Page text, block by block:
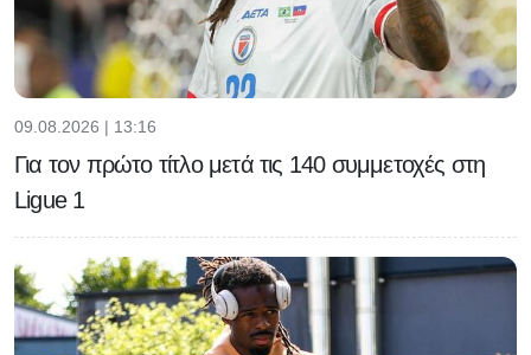
09.08.2026 | 13:16
Για τον πρώτο τίτλο μετά τις 140 συμμετοχές στη
Ligue 1